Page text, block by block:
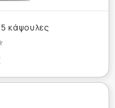
κάψουλες